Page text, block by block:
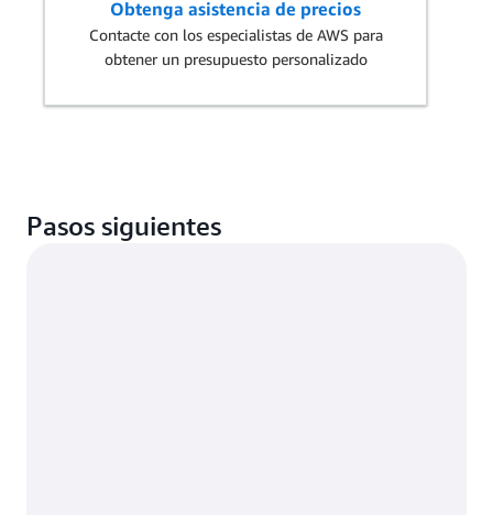
Obtenga asistencia de precios
Contacte con los especialistas de AWS para
obtener un presupuesto personalizado
Pasos siguientes